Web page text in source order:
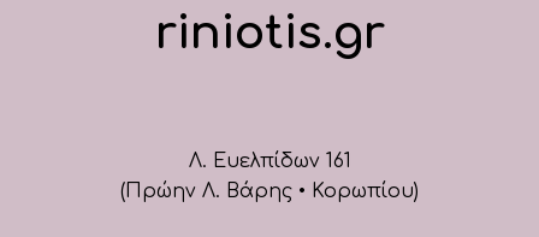
riniotis.gr
Λ. Ευελπίδων 161
(Πρώην Λ. Βάρης • Κορωπίου)